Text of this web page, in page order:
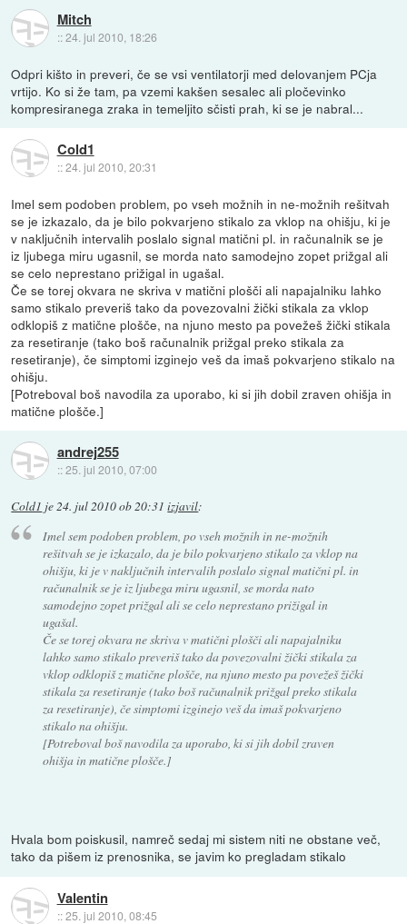
Mitch
::24. jul 2010, 18:26
Odpri kišto in preveri, če se vsi ventilatorji med delovanjem PCja
vrtijo. Ko si že tam, pa vzemi kakšen sesalec ali pločevinko
kompresiranega zraka in temeljito sčisti prah, ki se je nabral...
Cold1
::24. jul 2010, 20:31
Imel sem podoben problem, po vseh možnih in ne-možnih rešitvah
se je izkazalo, da je bilo pokvarjeno stikalo za vklop na ohišju, ki je
v naključnih intervalih poslalo signal matični pl. in računalnik se je
iz ljubega miru ugasnil, se morda nato samodejno zopet prižgal ali
se celo neprestano prižigal in ugašal.
Če se torej okvara ne skriva v matični plošči ali napajalniku lahko
samo stikalo preveriš tako da povezovalni žički stikala za vklop
odklopiš z matične plošče, na njuno mesto pa povežeš žički stikala
za resetiranje (tako boš računalnik prižgal preko stikala za
resetiranje), če simptomi izginejo veš da imaš pokvarjeno stikalo na
ohišju.
[Potreboval boš navodila za uporabo, ki si jih dobil zraven ohišja in
matične plošče.]
andrej255
::25. jul 2010, 07:00
Cold1 je24. jul 2010 ob 20:31 izjavil:
Imel sem podoben problem, po vseh možnih in ne-možnih
rešitvah se je izkazalo, da je bilo pokvarjeno stikalo za vklop na
ohišju, ki je v naključnih intervalih poslalo signal matični pl. in
računalnik se je iz ljubega miru ugasnil, se morda nato
samodejno zopet prižgal ali se celo neprestano prižigal in
ugašal.
Če se torej okvara ne skriva v matični plošči ali napajalniku
lahko samo stikalo preveriš tako da povezovalni žički stikala za
vklop odklopiš z matične plošče, na njuno mesto pa povežeš žički
stikala za resetiranje (tako boš računalnik prižgal preko stikala
za resetiranje), če simptomi izginejo veš da imaš pokvarjeno
stikalo na ohišju.
[Potreboval boš navodila za uporabo, ki si jih dobil zraven
ohišja in matične plošče.]
Hvala bom poiskusil, namreč sedaj mi sistem niti ne obstane več,
tako da pišem iz prenosnika, se javim ko pregladam stikalo
Valentin
::25. jul 2010, 08:45